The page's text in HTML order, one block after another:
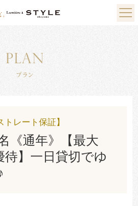
トレート保証】
《通年》【最大
待】一日貸切でゆ